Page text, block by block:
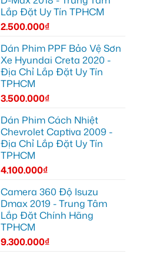
Lắp Đặt Uy Tín TPHCM
2.500.000₫
Dán Phim PPF Bảo Vệ Sơn
Xe Hyundai Creta 2020 -
Địa Chỉ Lắp Đặt Uy Tín
TPHCM
3.500.000₫
Dán Phim Cách Nhiệt
Chevrolet Captiva 2009 -
Địa Chỉ Lắp Đặt Uy Tín
TPHCM
4.100.000₫
Camera 360 Độ Isuzu
Dmax 2019 - Trung Tâm
Lắp Đặt Chính Hãng
TPHCM
9.300.000₫